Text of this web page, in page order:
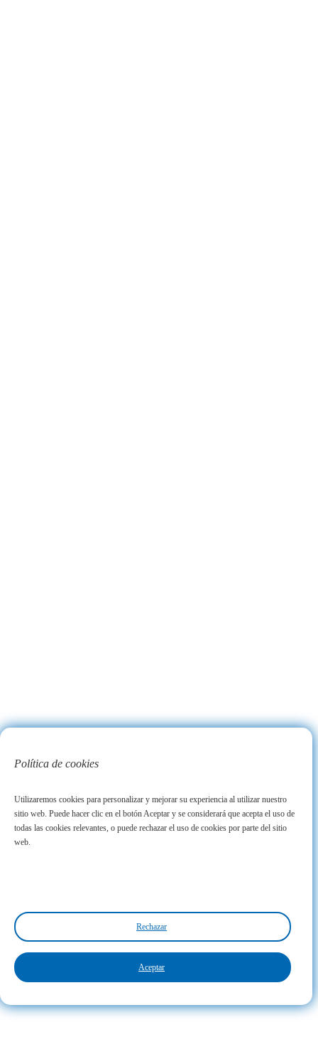
Política de cookies
Utilizaremos cookies para personalizar y mejorar su experiencia al utilizar nuestro
sitio web. Puede hacer clic en el botón Aceptar y se considerará que acepta el uso de
todas las cookies relevantes, o puede rechazar el uso de cookies por parte del sitio
web.
Rechazar
Aceptar